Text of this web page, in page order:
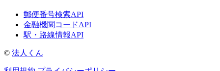
郵便番号検索API
金融機関コードAPI
駅・路線情報API
© 法人くん